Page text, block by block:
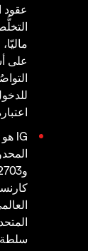
عقود
على
سلطة